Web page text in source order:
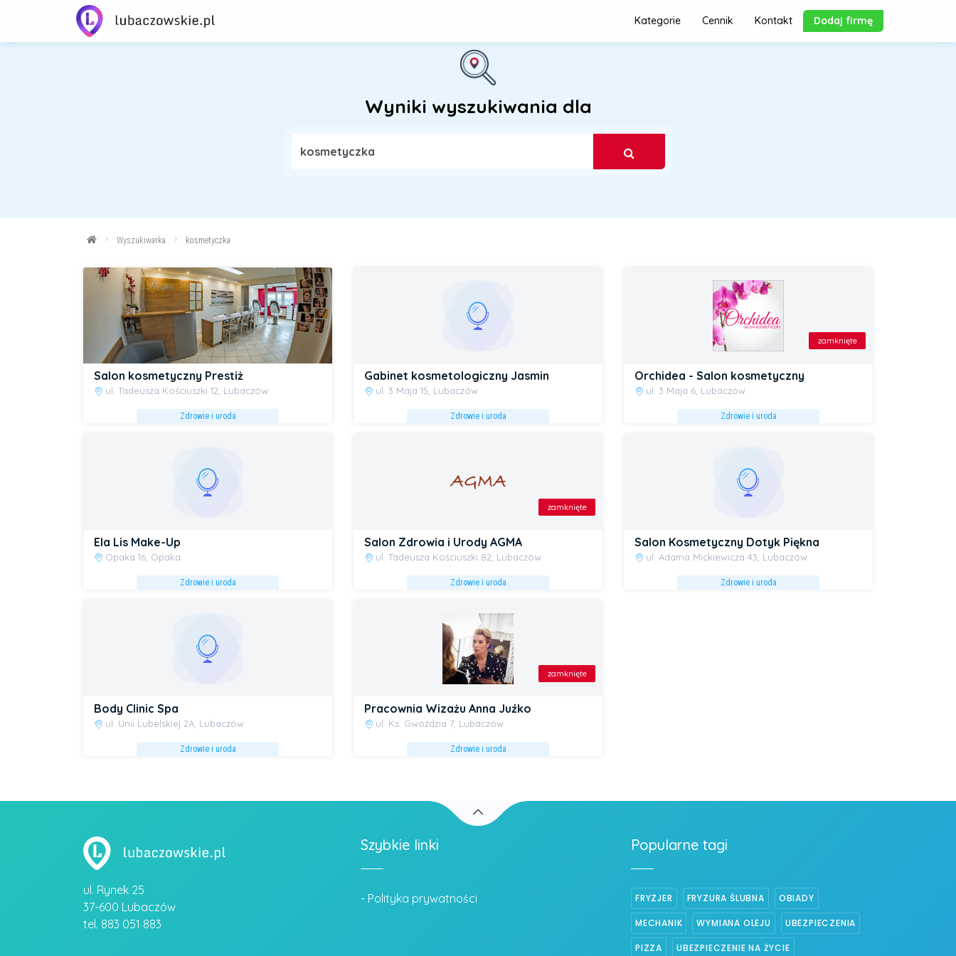
Kategorie Cennik Kontakt Dodaj firmę
Wyniki wyszukiwania dla
Wyszukiwarka kosmetyczka
Salon kosmetyczny Prestiż
ul. Tadeusza Kościuszki 12, Lubaczów
Zdrowie i uroda
Gabinet kosmetologiczny Jasmin
ul. 3 Maja 15, Lubaczów
Zdrowie i uroda
zamknięte
Orchidea - Salon kosmetyczny
ul. 3 Maja 6, Lubaczów
Zdrowie i uroda
Ela Lis Make-Up
Opaka 16, Opaka
Zdrowie i uroda
zamknięte
Salon Zdrowia i Urody AGMA
ul. Tadeusza Kościuszki 82, Lubaczów
Zdrowie i uroda
Salon Kosmetyczny Dotyk Piękna
ul. Adama Mickiewicza 43, Lubaczów
Zdrowie i uroda
Body Clinic Spa
ul. Unii Lubelskiej 2A, Lubaczów
Zdrowie i uroda
zamknięte
Pracownia Wizażu Anna Juźko
ul. Ks. Gwoździa 7, Lubaczów
Zdrowie i uroda
ul. Rynek 25
37-600 Lubaczów
tel. 883 051 883
Szybkie linki
- Polityka prywatności
Popularne tagi
FRYZJER FRYZURA ŚLUBNA OBIADY
MECHANIK WYMIANA OLEJU UBEZPIECZENIA
PIZZA UBEZPIECZENIE NA ŻYCIE